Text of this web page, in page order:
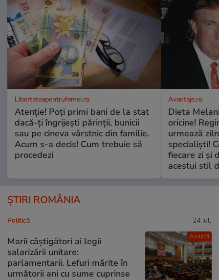
Libertateapentrufemei.ro
Atenție! Poți primi bani de la stat
dacă-ți îngrijești părinții, bunicii
sau pe cineva vârstnic din familie.
Acum s-a decis! Cum trebuie să
procedezi
Avantaje.ro
Dieta
oricine!
urmează
specialiști!
fiecare zi și
acestui stil
ȘTIRI ROMÂNIA
Analiză
Politică 24 iul.
Marii câștigători ai legii
salarizării unitare:
parlamentarii. Lefuri mărite în
următorii ani cu sume cuprinse